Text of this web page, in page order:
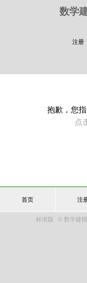
数学
注册
抱歉，您
点
首页 注
标准版 © 数学建